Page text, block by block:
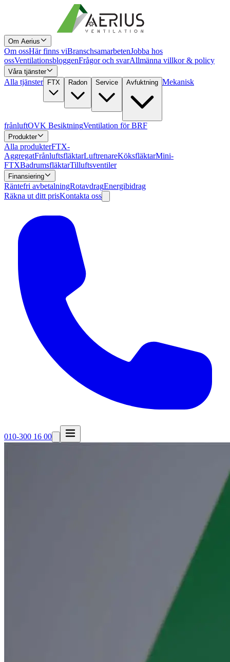
Om Aerius
Om ossHär finns viBranschsamarbetenJobba hos
ossVentilationsbloggenFrågor och svarAllmänna villkor & policy
Våra tjänster
Alla tjänster FTX Radon Service Avfuktning Mekanisk
frånluftOVK BesiktningVentilation för BRF
Produkter
Alla produkterFTX-
AggregatFrånluftsfläktarLuftrenareKöksfläktarMini-
FTXBadrumsfläktarTilluftsventiler
Finansiering
Räntefri avbetalningRotavdragEnergibidrag
Räkna ut ditt prisKontakta oss
010-300 16 00